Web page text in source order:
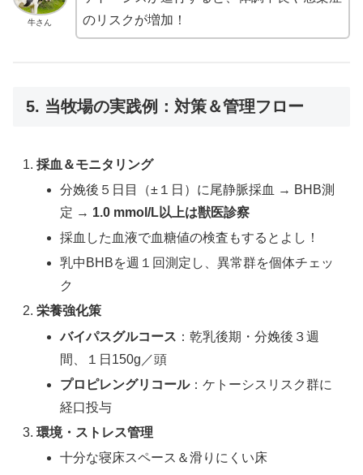
牛さん
のリスクが増加！
5. 当牧場の実践例：対策＆管理フロー
採血＆モニタリング
分娩後５日目（±１日）に尾静脈採血 → BHB測
定 → 1.0 mmol/L以上は獣医診察
採血した血液で血糖値の検査もするとよし！
乳中BHBを週１回測定し、異常群を個体チェッ
ク
栄養強化策
バイパスグルコース ：乾乳後期・分娩後３週
間、１日150g／頭
プロピレングリコール：ケトーシスリスク群に
経口投与
環境・ストレス管理
十分な寝床スペース＆滑りにくい床